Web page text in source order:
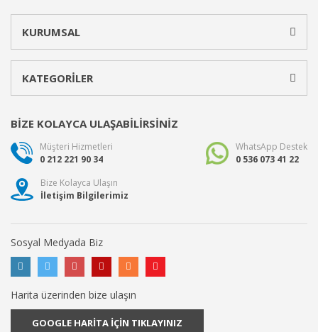
KURUMSAL
KATEGORİLER
BİZE KOLAYCA ULAŞABİLİRSİNİZ
Müşteri Hizmetleri
0 212 221 90 34
WhatsApp Destek
0 536 073 41 22
Bize Kolayca Ulaşın
İletişim Bilgilerimiz
Sosyal Medyada Biz
Harita üzerinden bize ulaşın
GOOGLE HARİTA İÇİN TIKLAYINIZ